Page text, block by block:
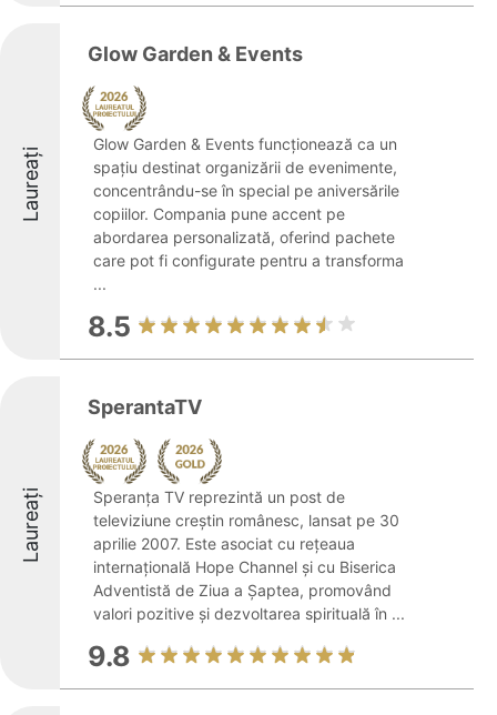
Laureați
Glow Garden & Events
Glow Garden & Events funcționează ca un
spațiu destinat organizării de evenimente,
concentrându-se în special pe aniversările
copiilor. Compania pune accent pe
abordarea personalizată, oferind pachete
care pot fi configurate pentru a transforma
...
8.5
Laureați
SperantaTV
Speranța TV reprezintă un post de
televiziune creștin românesc, lansat pe 30
aprilie 2007. Este asociat cu rețeaua
internațională Hope Channel și cu Biserica
Adventistă de Ziua a Șaptea, promovând
valori pozitive și dezvoltarea spirituală în ...
9.8